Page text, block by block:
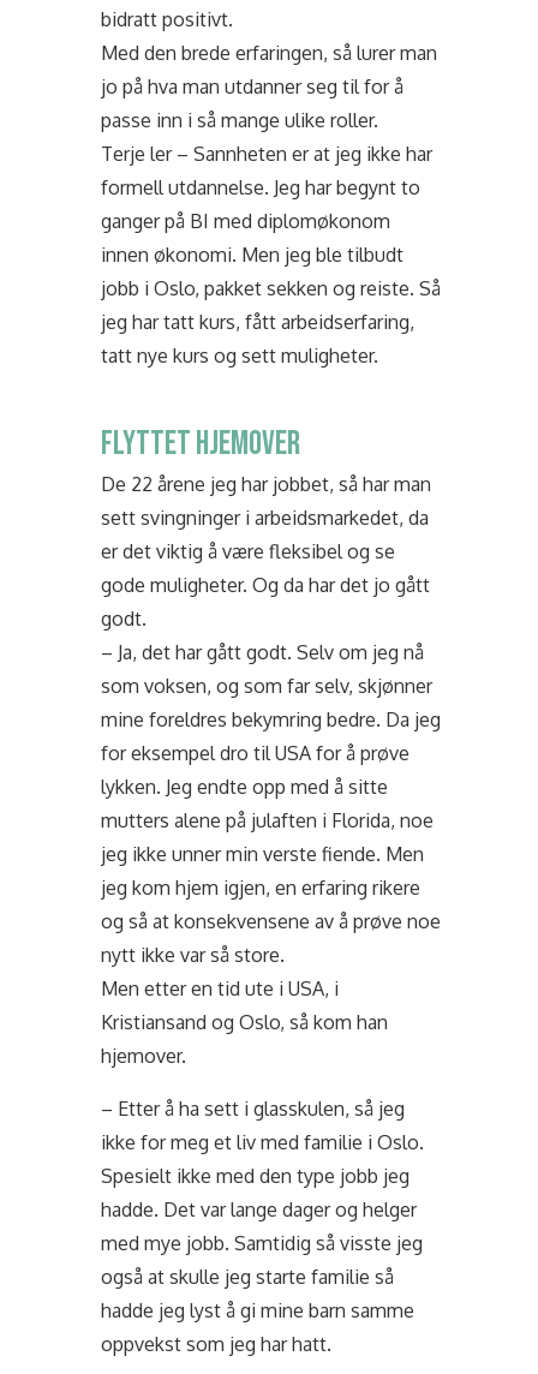
bidratt positivt.
Med den brede erfaringen, så lurer man
jo på hva man utdanner seg til for å
passe inn i så mange ulike roller.
Terje ler – Sannheten er at jeg ikke har
formell utdannelse. Jeg har begynt to
ganger på BI med diplomøkonom
innen økonomi. Men jeg ble tilbudt
jobb i Oslo, pakket sekken og reiste. Så
jeg har tatt kurs, fått arbeidserfaring,
tatt nye kurs og sett muligheter.
FLYTTET HJEMOVER
De 22 årene jeg har jobbet, så har man
sett svingninger i arbeidsmarkedet, da
er det viktig å være fleksibel og se
gode muligheter. Og da har det jo gått
godt.
– Ja, det har gått godt. Selv om jeg nå
som voksen, og som far selv, skjønner
mine foreldres bekymring bedre. Da jeg
for eksempel dro til USA for å prøve
lykken. Jeg endte opp med å sitte
mutters alene på julaften i Florida, noe
jeg ikke unner min verste fiende. Men
jeg kom hjem igjen, en erfaring rikere
og så at konsekvensene av å prøve noe
nytt ikke var så store.
Men etter en tid ute i USA, i
Kristiansand og Oslo, så kom han
hjemover.
– Etter å ha sett i glasskulen, så jeg
ikke for meg et liv med familie i Oslo.
Spesielt ikke med den type jobb jeg
hadde. Det var lange dager og helger
med mye jobb. Samtidig så visste jeg
også at skulle jeg starte familie så
hadde jeg lyst å gi mine barn samme
oppvekst som jeg har hatt.